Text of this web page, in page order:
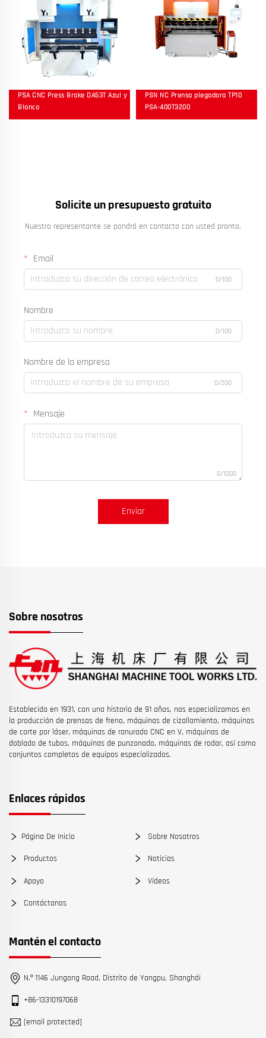
PSA CNC Press Brake DA53T Azul y
Blanco
PSN NC Prensa plegadora TP10
PSA-400T3200
Solicite un presupuesto gratuito
Nuestro representante se pondrá en contacto con usted pronto.
Email
0/100
Nombre
0/100
Nombre de la empresa
0/200
Mensaje
0/1000
Enviar
Sobre nosotros
Establecida en 1931, con una historia de 91 años, nos especializamos en
la producción de prensas de freno, máquinas de cizallamiento, máquinas
de corte por láser, máquinas de ranurado CNC en V, máquinas de
doblado de tubos, máquinas de punzonado, máquinas de rodar, así como
conjuntos completos de equipos especializados.
Enlaces rápidos
Página De Inicio Sobre Nosotros
Productos Noticias
Apoyo Vídeos
Contáctanos
Mantén el contacto
N.º 1146 Jungong Road, Distrito de Yangpu, Shanghái
+86-13310197068
[email protected]